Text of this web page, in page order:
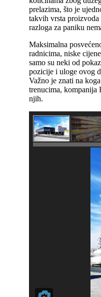
prelazima, što je
takvih vrsta
razloga za paniku
Maksimalna
radnicima, niske
samo su neki od
pozicije i uloge ovog
Važno je znati na
trenucima, kompanija
njih.